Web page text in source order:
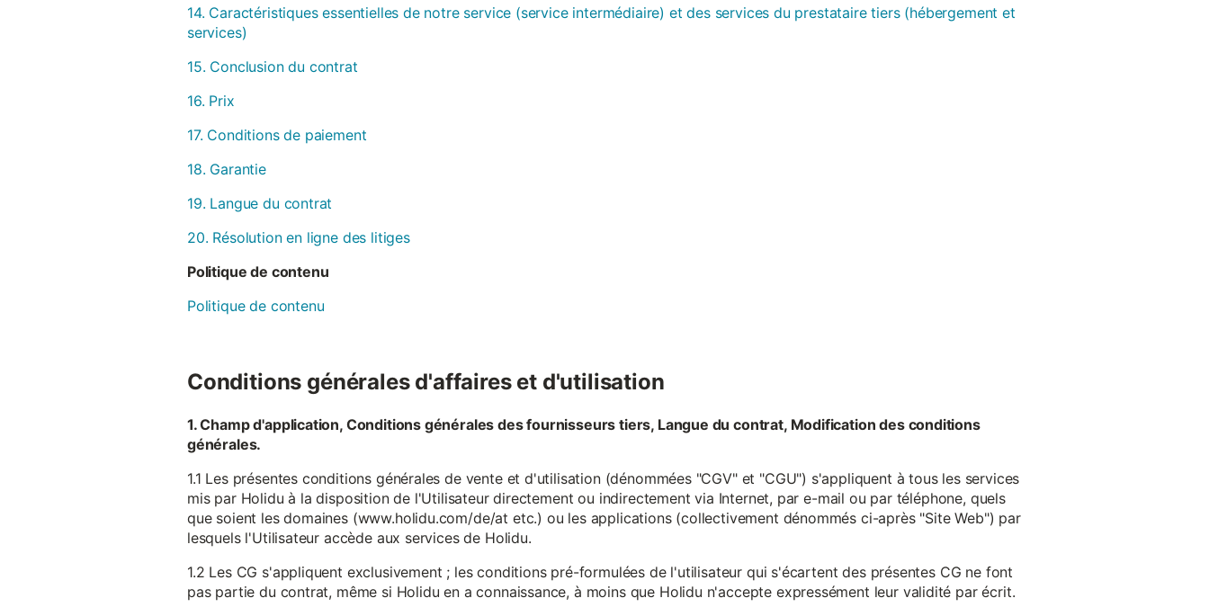
14. Caractéristiques essentielles de notre service (service intermédiaire) et des services du prestataire tiers (hébergement et
services)
15. Conclusion du contrat
16. Prix
17. Conditions de paiement
18. Garantie
19. Langue du contrat
20. Résolution en ligne des litiges
Politique de contenu
Politique de contenu
Conditions générales d'affaires et d'utilisation
1. Champ d'application, Conditions générales des fournisseurs tiers, Langue du contrat, Modification des conditions
générales.
1.1 Les présentes conditions générales de vente et d'utilisation (dénommées "CGV" et "CGU") s'appliquent à tous les services
mis par Holidu à la disposition de l'Utilisateur directement ou indirectement via Internet, par e-mail ou par téléphone, quels
que soient les domaines (www.holidu.com/de/at etc.) ou les applications (collectivement dénommés ci-après "Site Web") par
lesquels l'Utilisateur accède aux services de Holidu.
1.2 Les CG s'appliquent exclusivement ; les conditions pré-formulées de l'utilisateur qui s'écartent des présentes CG ne font
pas partie du contrat, même si Holidu en a connaissance, à moins que Holidu n'accepte expressément leur validité par écrit.